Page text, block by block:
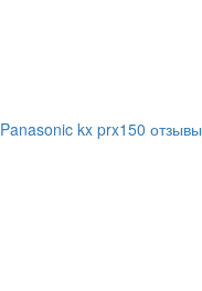
Panasonic kx prx150 отзывы